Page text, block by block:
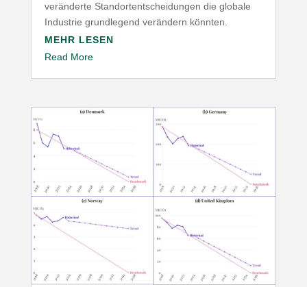
verän­derte Stand­ort­ent­schei­dungen die globale
Industrie grund­legend verändern könnten.
MEHR LESEN
Read More